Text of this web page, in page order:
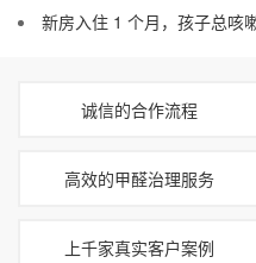
新房入住 1 个月，孩子总咳
诚信的合作流程
高效的甲醛治理服务
上千家真实客户案例